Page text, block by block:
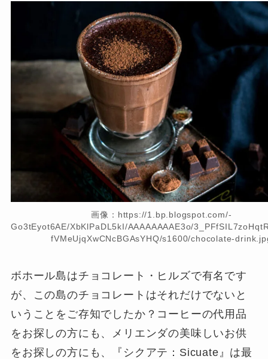
画像：https://1.bp.blogspot.com/-
Go3tEyot6AE/XbKlPaDL5kI/AAAAAAAAE3o/
fVMeUjqXwCNcBGAsYHQ/s1600/chocolate-
ボホール島はチョコレート・ヒルズで有名です
が、この島のチョコレートはそれだけでないと
いうことをご存知でしたか？コーヒーの代用品
をお探しの方にも、メリエンダの美味しいお供
をお探しの方にも、『シクアテ：Sicuate』は最